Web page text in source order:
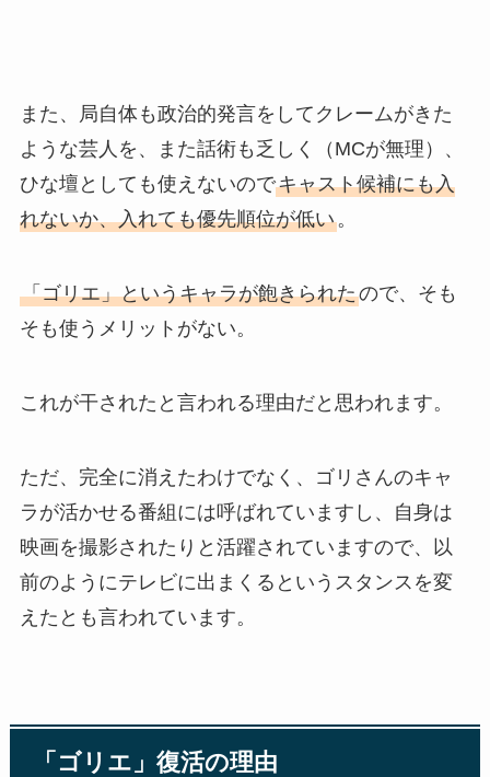
また、局自体も政治的発言をしてクレームがきた
ような芸人を、また話術も乏しく（MCが無理）、
ひな壇としても使えないのでキャスト候補にも入
れないか、入れても優先順位が低い。
「ゴリエ」というキャラが飽きられたので、そも
そも使うメリットがない。
これが干されたと言われる理由だと思われます。
ただ、完全に消えたわけでなく、ゴリさんのキャ
ラが活かせる番組には呼ばれていますし、自身は
映画を撮影されたりと活躍されていますので、以
前のようにテレビに出まくるというスタンスを変
えたとも言われています。
「ゴリエ」復活の理由